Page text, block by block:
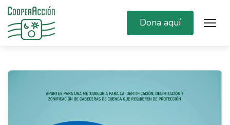
Dona aquí